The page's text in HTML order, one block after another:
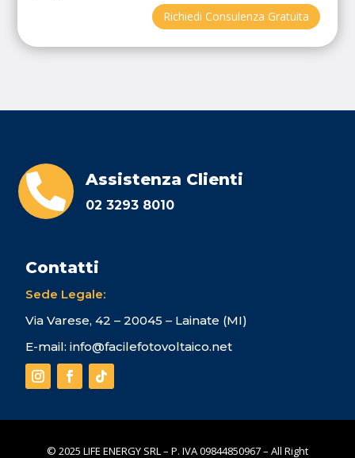
Richiedi Consulenza Gratuita
 Assistenza Clienti
02 3293 8010
Contatti
Sede Legale:
Via Varese, 42 – 20045 – Lainate (MI)
E-mail:info@facilefotovoltaico.net
© 2025 LIFE ENERGY SRL – P. IVA 09844850967 – All Right